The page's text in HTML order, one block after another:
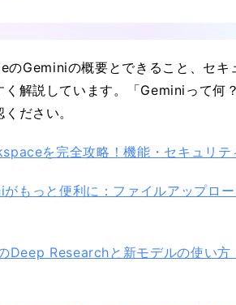
Geminiの概要とできること、セキ
解説しています。「Geminiって何
ださい。
を完全攻略！機能・セキュリテ
もっと便利に：ファイルアップロ
Deep Researchと新モデルの使い方